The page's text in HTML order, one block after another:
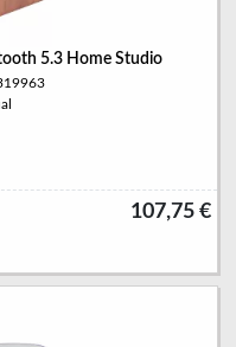
5.3 Home Studio
107,75 €